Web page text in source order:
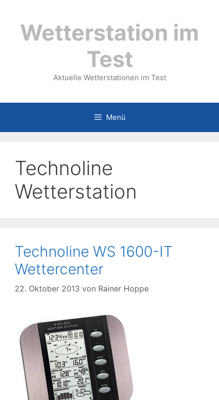
springenWetterstation im
Test
Aktuelle Wetterstationen im Test
Menü
Technoline
Wetterstation
Technoline WS 1600-IT
Wettercenter
22. Oktober 2013 von Rainer Hoppe